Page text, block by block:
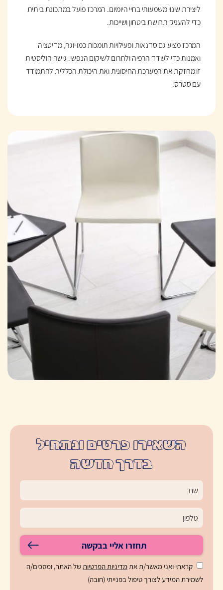
ליצירת שינוי משמעותי בחיי היומיום. המרכז פועל במתכונת ביתית
כדי להעניק תחושת ביטחון ושייכות.
המרכז מציע גם סדנאות ופעילויות תומכות כמו יוגה, מדיטציה
ואמנות כדי לעודד הרפיה ולתרום לשיקום הנפשי. גישה הוליסטית
זו מחזקת את המערכת החיסונית ואת היכולת הכללית להתמודד
עם סטרס.
השאירו פרטים ונתחיל
בדרך חדשה
תחזרו אליי בבקשה
קראתי ואני מאשר/ת אתמדיניות הפרטיותשל האתר, ומסכים/ה
לשמירת המידע לצורך טיפול בפנייתי (חובה)